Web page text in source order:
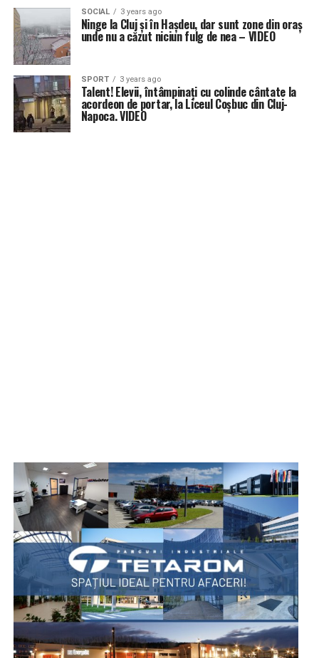
SOCIAL 3 years ago
Ninge la Cluj și în Hașdeu, dar sunt zone din oraș
unde nu a căzut niciun fulg de nea – VIDEO
SPORT 3 years ago
Talent! Elevii, întâmpinați cu colinde cântate la
acordeon de portar, la Liceul Coșbuc din Cluj-
Napoca. VIDEO